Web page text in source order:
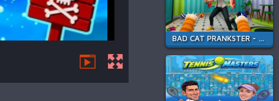
BAD CAT PRANKSTER - MOM IS RETURN